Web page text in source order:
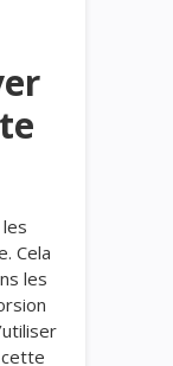
Cela
les